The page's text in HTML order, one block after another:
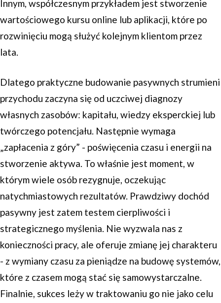
Innym, współczesnym przykładem jest stworzenie
wartościowego kursu online lub aplikacji, które po
rozwinięciu mogą służyć kolejnym klientom przez
lata.
Dlatego praktyczne budowanie pasywnych strumieni
przychodu zaczyna się od uczciwej diagnozy
własnych zasobów: kapitału, wiedzy eksperckiej lub
twórczego potencjału. Następnie wymaga
„zapłacenia z góry” - poświęcenia czasu i energii na
stworzenie aktywa. To właśnie jest moment, w
którym wiele osób rezygnuje, oczekując
natychmiastowych rezultatów. Prawdziwy dochód
pasywny jest zatem testem cierpliwości i
strategicznego myślenia. Nie wyzwala nas z
konieczności pracy, ale oferuje zmianę jej charakteru
- z wymiany czasu za pieniądze na budowę systemów,
które z czasem mogą stać się samowystarczalne.
Finalnie, sukces leży w traktowaniu go nie jako celu